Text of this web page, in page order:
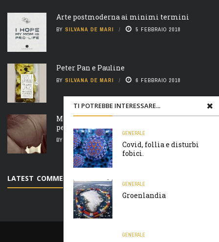
TI POTREBBE INTERESSARE...
GENERALE
Covid, follia e disturbi
fobici.
GENERALE
Groenlandia
GENERALE
Arte postmoderna ai minimi termini
BY SILVANA DE MARI 5 FEBBRAIO 2018
Peter Pan e Pauline
BY SILVANA DE MARI 6 FEBBRAIO 2018
Madre natura è un’ arcigna megera e non
perdona nulla
BY SILVANA DE MARI
LATEST COMMENTS
PRIVACY E COOKIES